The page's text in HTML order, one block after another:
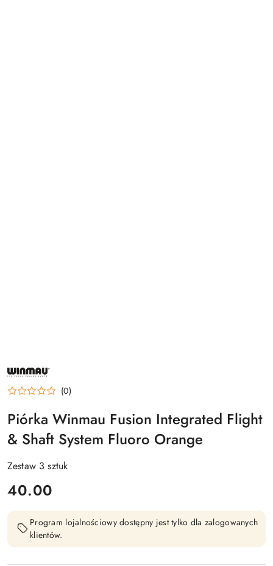
NAZWA
PRODUCENTA:
WINMAU (0)
Piórka Winmau Fusion Integrated Flight
& Shaft System Fluoro Orange
Zestaw 3 sztuk
cena:
40.00
Program lojalnościowy dostępny jest tylko dla zalogowanych
klientów.